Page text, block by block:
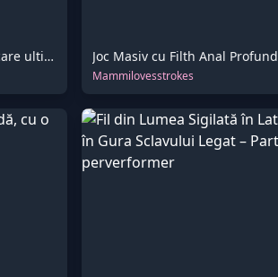
Porcul cel murdar a devorat fiecare ultimă fărâmă din resturile stăpânei sale Joc Masiv cu Filth Anal Profund
Mammilovesstrokes